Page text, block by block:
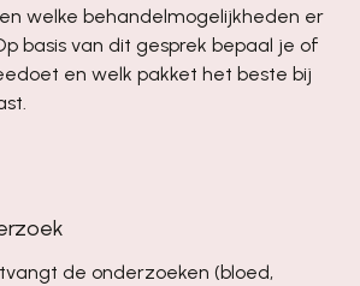
welke behandelmogelijkheden er
basis van dit gesprek bepaal je of
en welk pakket het beste bij
de onderzoeken (bloed,